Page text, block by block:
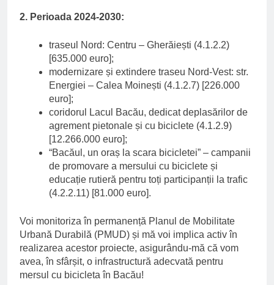
2. Perioada 2024-2030:
traseul Nord: Centru – Gherăiești (4.1.2.2)
[635.000 euro];
modernizare și extindere traseu Nord-Vest: str.
Energiei – Calea Moinești (4.1.2.7) [226.000
euro];
coridorul Lacul Bacău, dedicat deplasărilor de
agrement pietonale și cu biciclete (4.1.2.9)
[12.266.000 euro];
“Bacăul, un oraș la scara bicicletei” – campanii
de promovare a mersului cu biciclete și
educație rutieră pentru toți participanții la trafic
(4.2.2.11) [81.000 euro].
Voi monitoriza în permanență Planul de Mobilitate
Urbană Durabilă (PMUD) și mă voi implica activ în
realizarea acestor proiecte, asigurându-mă că vom
avea, în sfârșit, o infrastructură adecvată pentru
mersul cu bicicleta în Bacău!